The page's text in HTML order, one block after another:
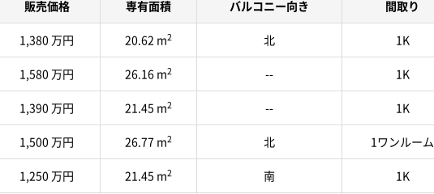
販売価格 専有面積 バルコニー向き 間取り
1,380 万円 20.62 m2 北 1K
1,580 万円 26.16 m2 -- 1K
1,390 万円 21.45 m2 -- 1K
1,500 万円 26.77 m2 北 1ワンルーム
1,250 万円 21.45 m2 南 1K